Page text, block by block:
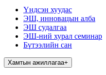
Үндсэн хуудас
ЭШ, инновацын алба
ЭШ судалгаа
ЭШ-ний хурал семинар
Бүтээлийн сан
Хамтын ажиллагаа+